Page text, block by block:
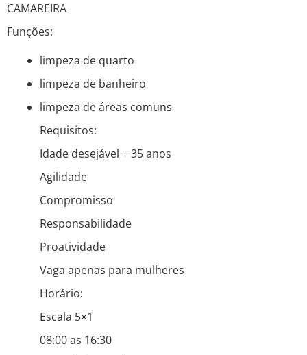
CAMAREIRA
Funções:
limpeza de quarto
limpeza de banheiro
limpeza de áreas comuns
Requisitos:
Idade desejável + 35 anos
Agilidade
Compromisso
Responsabilidade
Proatividade
Vaga apenas para mulheres
Horário:
Escala 5×1
08:00 as 16:30